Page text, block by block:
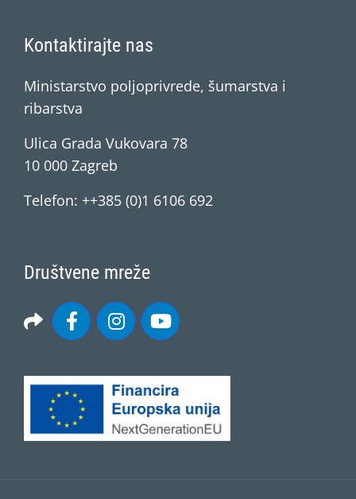
Kontaktirajte nas
Ministarstvo poljoprivrede, šumarstva i
ribarstva
Ulica Grada Vukovara 78
10 000 Zagreb
Telefon: ++385 (0)1 6106 692
Društvene mreže